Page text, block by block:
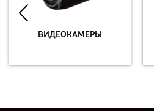
ВИДЕОКАМЕРЫ